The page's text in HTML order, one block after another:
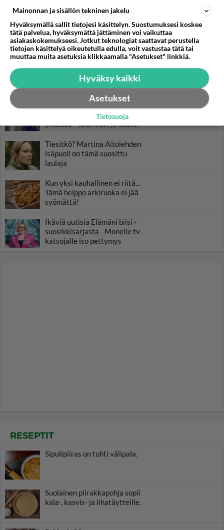
LUETUIMMAT
Muistatko? Kädestä suuhun
elävä Satu sai jättimäisen
rahasalkun Henry-
miljonääriltä
ja Noora Louhimo vihdoinkin
yhdessä - Tätä moni jo odotti
Tiesitkö? Martina Aitolehden
isäpuoli on tämä suosittu
laulaja
Kun yksi kauhallinen ei riitä...
Tämä helppo arkiruoka ei jää
syömättä!
Ikäviä uutisia Elämäni biisi -
suosikkisarjasta - Monelle tv-
katsojalle iso pettymys
RESEPTIT
Sipulipiiras on tuhti välipala.
Suolainen piirakkapohja sopii
kala-, kasvis- ja lihatäytteille.
Mainonnan ja sisällön tekninen jakelu
Hyväksymällä sallit tietojesi käsittelyn. Suostumuksesi koskee
tätä palvelua, hyväksymättä jättäminen voi vaikuttaa
asiakaskokemukseesi. Jotkut teknologiat saattavat perustella
tietojen käsittelyä oikeutetulla edulla, voit vastustaa tätä tai
muuttaa muita asetuksia klikkaamalla "Asetukset" linkkiä.
Hyväksy kaikki
Asetukset
Tietosuoja